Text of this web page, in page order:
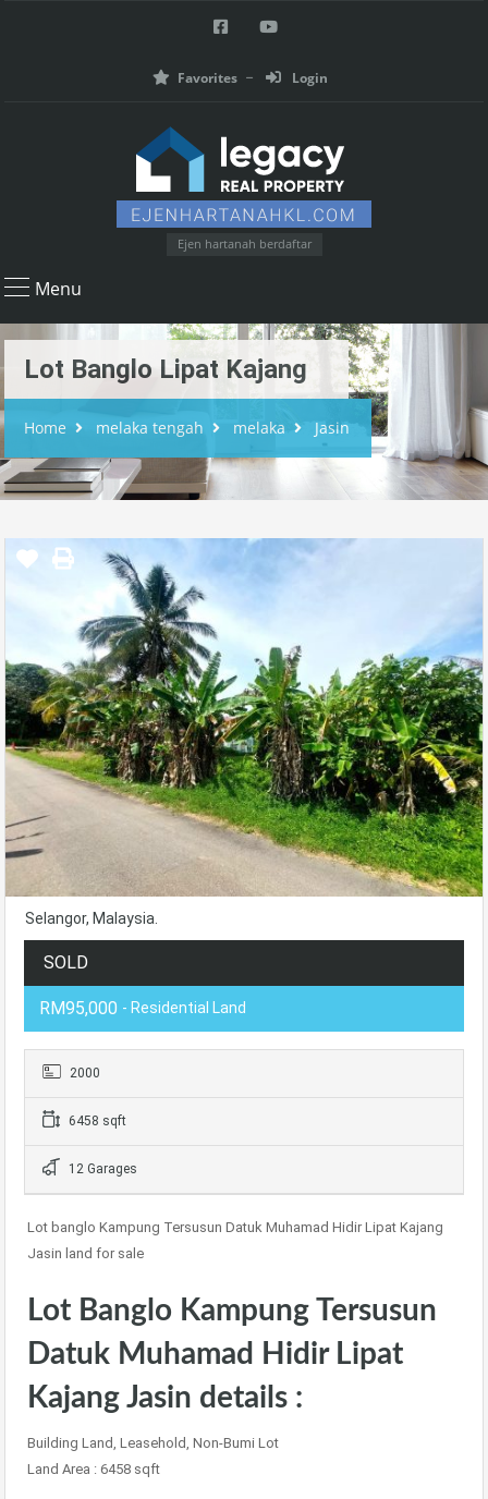
Favorites Login
Ejen hartanah berdaftar
Menu
Lot Banglo Lipat Kajang
Home melaka tengah melaka Jasin
Selangor, Malaysia.
SOLD
RM95,000 - Residential Land
2000
6458 sqft
12 Garages
Lot banglo Kampung Tersusun Datuk Muhamad Hidir Lipat Kajang
Jasin land for sale
Lot Banglo Kampung Tersusun
Datuk Muhamad Hidir Lipat
Kajang Jasin details :
Building Land, Leasehold, Non-Bumi Lot
Land Area : 6458 sqft